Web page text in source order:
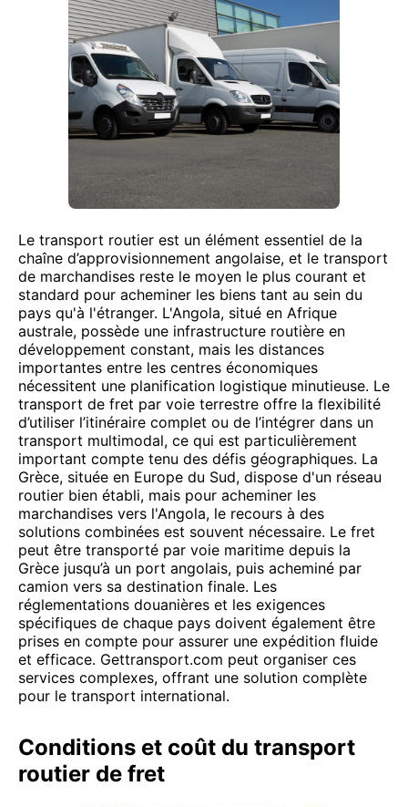
Le transport routier est un élément essentiel de la
chaîne d’approvisionnement angolaise, et le transport
de marchandises reste le moyen le plus courant et
standard pour acheminer les biens tant au sein du
pays qu'à l'étranger. L'Angola, situé en Afrique
australe, possède une infrastructure routière en
développement constant, mais les distances
importantes entre les centres économiques
nécessitent une planification logistique minutieuse. Le
transport de fret par voie terrestre offre la flexibilité
d’utiliser l’itinéraire complet ou de l’intégrer dans un
transport multimodal, ce qui est particulièrement
important compte tenu des défis géographiques. La
Grèce, située en Europe du Sud, dispose d'un réseau
routier bien établi, mais pour acheminer les
marchandises vers l'Angola, le recours à des
solutions combinées est souvent nécessaire. Le fret
peut être transporté par voie maritime depuis la
Grèce jusqu’à un port angolais, puis acheminé par
camion vers sa destination finale. Les
réglementations douanières et les exigences
spécifiques de chaque pays doivent également être
prises en compte pour assurer une expédition fluide
et efficace. Gettransport.com peut organiser ces
services complexes, offrant une solution complète
pour le transport international.
Conditions et coût du transport
routier de fret